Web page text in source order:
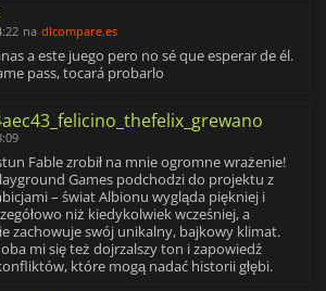
na dlcompare.es
a este juego pero no sé que esperar de él.
pass, tocará probarlo
Fable zrobił na mnie ogromne wrażenie!
Games podchodzi do projektu z
– świat Albionu wygląda piękniej i
niż kiedykolwiek wcześniej, a
zachowuje swój unikalny, bajkowy klimat.
mi się też dojrzalszy ton i zapowiedź
które mogą nadać historii głębi.